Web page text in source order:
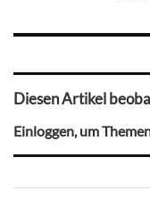
Diesen Artikel
Einloggen, um